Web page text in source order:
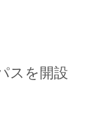
スを開設